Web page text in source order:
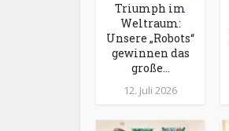
Triumph im
Weltraum:
Unsere „Robots“
gewinnen das
große...
12. Juli 2026